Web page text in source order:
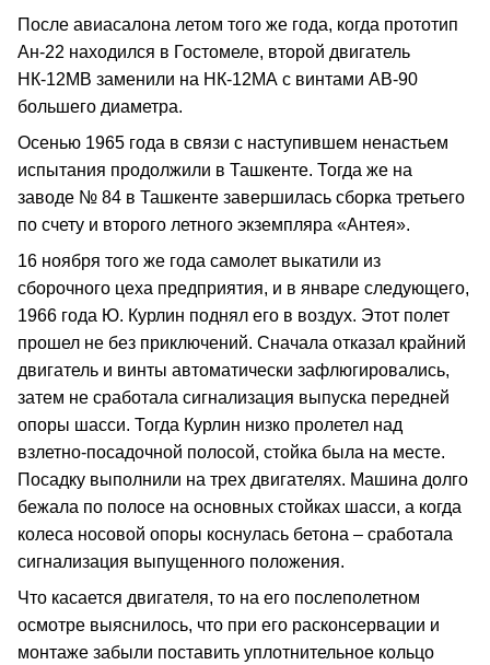
После авиасалона летом того же года, когда прототип
Ан‑22 находился в Гостомеле, второй двигатель
НК‑12МВ заменили на НК‑12МА с винтами АВ‑90
большего диаметра.
Осенью 1965 года в связи с наступившем ненастьем
испытания продолжили в Ташкенте. Тогда же на
заводе № 84 в Ташкенте завершилась сборка третьего
по счету и второго летного экземпляра «Антея».
16 ноября того же года самолет выкатили из
сборочного цеха предприятия, и в январе следующего,
1966 года Ю. Курлин поднял его в воздух. Этот полет
прошел не без приключений. Сначала отказал крайний
двигатель и винты автоматически зафлюгировались,
затем не сработала сигнализация выпуска передней
опоры шасси. Тогда Курлин низко пролетел над
взлетно‑посадочной полосой, стойка была на месте.
Посадку выполнили на трех двигателях. Машина долго
бежала по полосе на основных стойках шасси, а когда
колеса носовой опоры коснулась бетона – сработала
сигнализация выпущенного положения.
Что касается двигателя, то на его послеполетном
осмотре выяснилось, что при его расконсервации и
монтаже забыли поставить уплотнительное кольцо